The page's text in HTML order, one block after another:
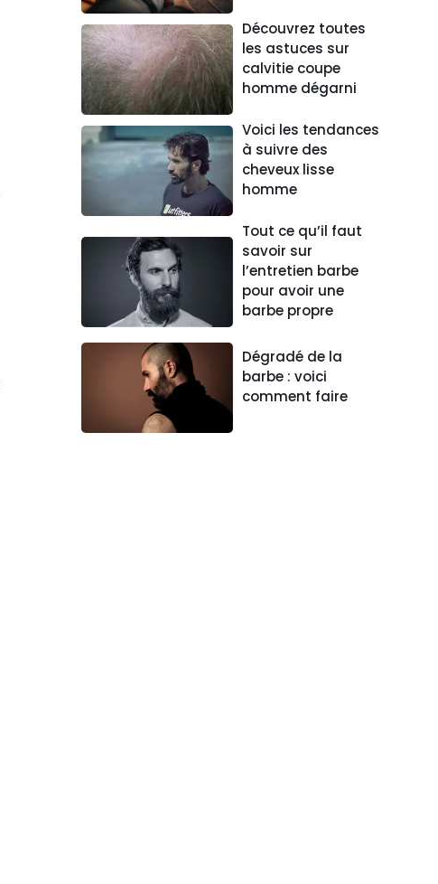
Découvrez toutes
les astuces sur
calvitie coupe
homme dégarni
Voici les tendances
à suivre des
cheveux lisse
homme
Tout ce qu’il faut
savoir sur
l’entretien barbe
pour avoir une
barbe propre
Dégradé de la
barbe : voici
comment faire